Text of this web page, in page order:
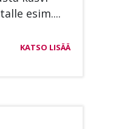
esim....
KATSO LISÄÄ